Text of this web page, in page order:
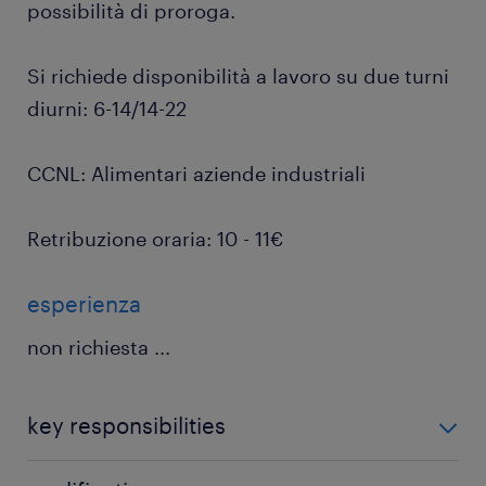
possibilità di proroga.
Si richiede disponibilità a lavoro su due turni
diurni: 6-14/14-22
CCNL: Alimentari aziende industriali
Retribuzione oraria: 10 - 11€
esperienza
non richiesta ...
key responsibilities